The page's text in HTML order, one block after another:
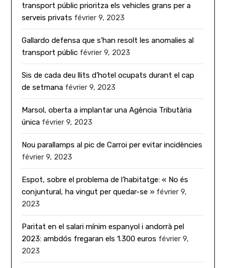
transport públic prioritza els vehicles grans per a
serveis privats février 9, 2023
Gallardo defensa que s’han resolt les anomalies al
transport públic février 9, 2023
Sis de cada deu llits d’hotel ocupats durant el cap
de setmana février 9, 2023
Marsol, oberta a implantar una Agència Tributària
única février 9, 2023
Nou parallamps al pic de Carroi per evitar incidències
février 9, 2023
Espot, sobre el problema de l’habitatge: « No és
conjuntural, ha vingut per quedar-se » février 9,
2023
Paritat en el salari mínim espanyol i andorrà pel
2023: ambdós fregaran els 1.300 euros février 9,
2023